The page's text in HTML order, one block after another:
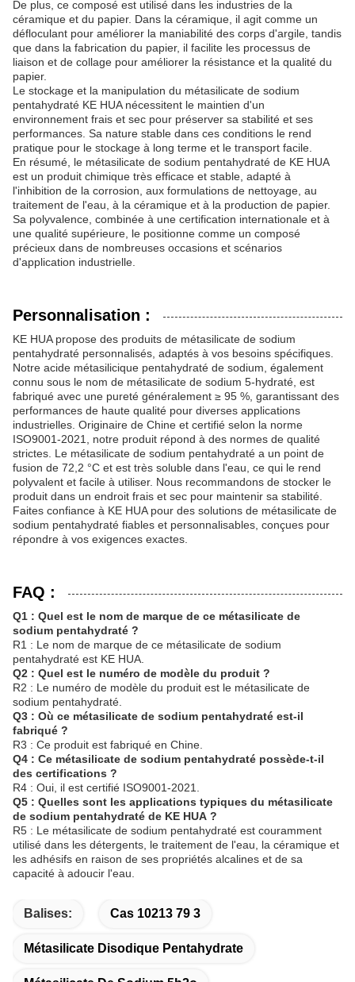
De plus, ce composé est utilisé dans les industries de la
céramique et du papier. Dans la céramique, il agit comme un
défloculant pour améliorer la maniabilité des corps d'argile, tandis
que dans la fabrication du papier, il facilite les processus de
liaison et de collage pour améliorer la résistance et la qualité du
papier.
Le stockage et la manipulation du métasilicate de sodium
pentahydraté KE HUA nécessitent le maintien d'un
environnement frais et sec pour préserver sa stabilité et ses
performances. Sa nature stable dans ces conditions le rend
pratique pour le stockage à long terme et le transport facile.
En résumé, le métasilicate de sodium pentahydraté de KE HUA
est un produit chimique très efficace et stable, adapté à
l'inhibition de la corrosion, aux formulations de nettoyage, au
traitement de l'eau, à la céramique et à la production de papier.
Sa polyvalence, combinée à une certification internationale et à
une qualité supérieure, le positionne comme un composé
précieux dans de nombreuses occasions et scénarios
d'application industrielle.
Personnalisation :
KE HUA propose des produits de métasilicate de sodium
pentahydraté personnalisés, adaptés à vos besoins spécifiques.
Notre acide métasilicique pentahydraté de sodium, également
connu sous le nom de métasilicate de sodium 5-hydraté, est
fabriqué avec une pureté généralement ≥ 95 %, garantissant des
performances de haute qualité pour diverses applications
industrielles. Originaire de Chine et certifié selon la norme
ISO9001-2021, notre produit répond à des normes de qualité
strictes. Le métasilicate de sodium pentahydraté a un point de
fusion de 72,2 °C et est très soluble dans l'eau, ce qui le rend
polyvalent et facile à utiliser. Nous recommandons de stocker le
produit dans un endroit frais et sec pour maintenir sa stabilité.
Faites confiance à KE HUA pour des solutions de métasilicate de
sodium pentahydraté fiables et personnalisables, conçues pour
répondre à vos exigences exactes.
FAQ :
Q1 : Quel est le nom de marque de ce métasilicate de
sodium pentahydraté ?
R1 : Le nom de marque de ce métasilicate de sodium
pentahydraté est KE HUA.
Q2 : Quel est le numéro de modèle du produit ?
R2 : Le numéro de modèle du produit est le métasilicate de
sodium pentahydraté.
Q3 : Où ce métasilicate de sodium pentahydraté est-il
fabriqué ?
R3 : Ce produit est fabriqué en Chine.
Q4 : Ce métasilicate de sodium pentahydraté possède-t-il
des certifications ?
R4 : Oui, il est certifié ISO9001-2021.
Q5 : Quelles sont les applications typiques du métasilicate
de sodium pentahydraté de KE HUA ?
R5 : Le métasilicate de sodium pentahydraté est couramment
utilisé dans les détergents, le traitement de l'eau, la céramique et
les adhésifs en raison de ses propriétés alcalines et de sa
capacité à adoucir l'eau.
Balises: Cas 10213 79 3
Métasilicate Disodique Pentahydrate